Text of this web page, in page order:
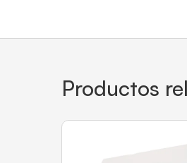
Productos